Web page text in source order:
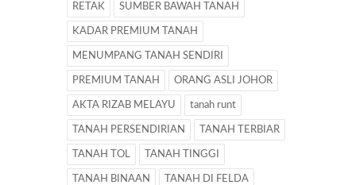
RETAK SUMBER BAWAH TANAH
KADAR PREMIUM TANAH
MENUMPANG TANAH SENDIRI
PREMIUM TANAH ORANG ASLI JOHOR
AKTA RIZAB MELAYU tanah runt
TANAH PERSENDIRIAN TANAH TERBIAR
TANAH TOL TANAH TINGGI
TANAH BINAAN TANAH DI FELDA